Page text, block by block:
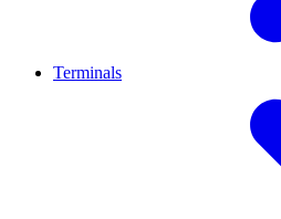
Terminals